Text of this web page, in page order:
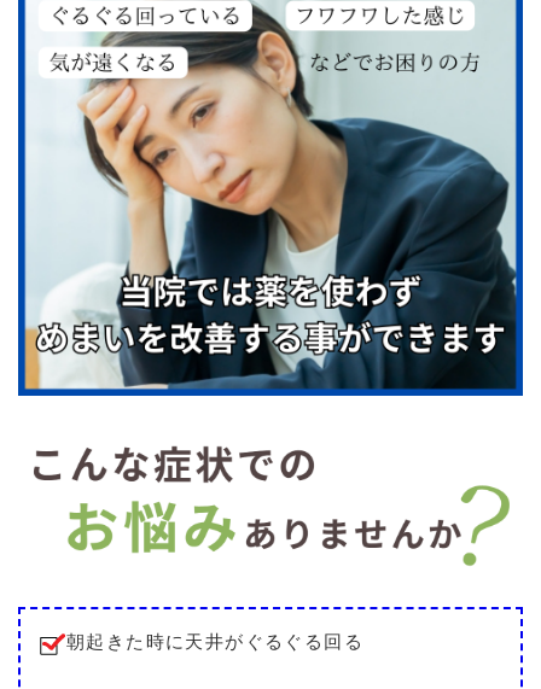
朝起きた時に天井がぐるぐる回る